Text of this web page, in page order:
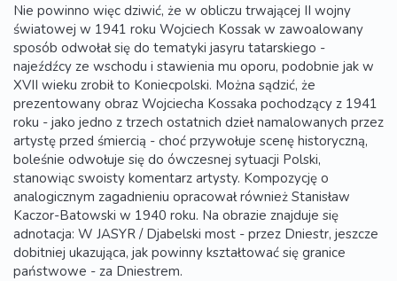
Nie powinno więc dziwić, że w obliczu trwającej II wojny
światowej w 1941 roku Wojciech Kossak w zawoalowany
sposób odwołał się do tematyki jasyru tatarskiego -
najeźdźcy ze wschodu i stawienia mu oporu, podobnie jak w
XVII wieku zrobił to Koniecpolski. Można sądzić, że
prezentowany obraz Wojciecha Kossaka pochodzący z 1941
roku - jako jedno z trzech ostatnich dzieł namalowanych przez
artystę przed śmiercią - choć przywołuje scenę historyczną,
boleśnie odwołuje się do ówczesnej sytuacji Polski,
stanowiąc swoisty komentarz artysty. Kompozycję o
analogicznym zagadnieniu opracował również Stanisław
Kaczor-Batowski w 1940 roku. Na obrazie znajduje się
adnotacja: W JASYR / Djabelski most - przez Dniestr, jeszcze
dobitniej ukazująca, jak powinny kształtować się granice
państwowe - za Dniestrem.